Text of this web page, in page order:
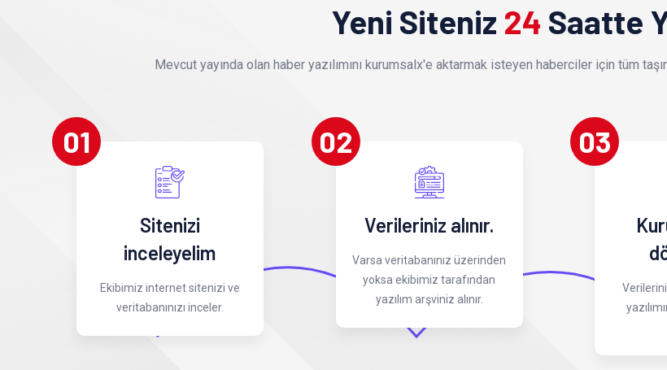
Yeni Siteniz 24 Saatte
Mevcut yayında olan haber yazılımını kurumsalx'e aktarmak isteyen haberciler için tüm
01
Sitenizi
inceleyelim
Ekibimiz internet sitenizi ve
veritabanınızı inceler.
02
Verileriniz alınır.
Varsa veritabanınız üzerinden
yoksa ekibimiz tarafından
yazılım arşviniz alınır.
03